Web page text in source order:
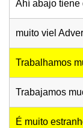
Ahí abajo tiene
muito viel
Trabalhamos
Trabajamos
É muito